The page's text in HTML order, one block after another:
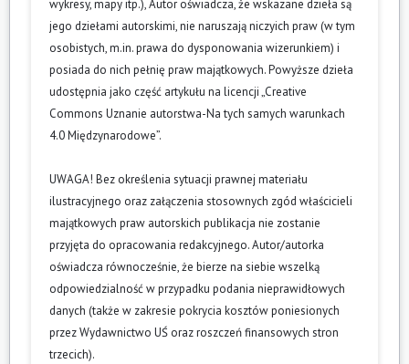
wykresy, mapy itp.), Autor oświadcza, że wskazane dzieła są
jego dziełami autorskimi, nie naruszają niczyich praw (w tym
osobistych, m.in. prawa do dysponowania wizerunkiem) i
posiada do nich pełnię praw majątkowych. Powyższe dzieła
udostępnia jako część artykułu na licencji „Creative
Commons Uznanie autorstwa-Na tych samych warunkach
4.0 Międzynarodowe”.
UWAGA! Bez określenia sytuacji prawnej materiału
ilustracyjnego oraz załączenia stosownych zgód właścicieli
majątkowych praw autorskich publikacja nie zostanie
przyjęta do opracowania redakcyjnego. Autor/autorka
oświadcza równocześnie, że bierze na siebie wszelką
odpowiedzialność w przypadku podania nieprawidłowych
danych (także w zakresie pokrycia kosztów poniesionych
przez Wydawnictwo UŚ oraz roszczeń finansowych stron
trzecich).